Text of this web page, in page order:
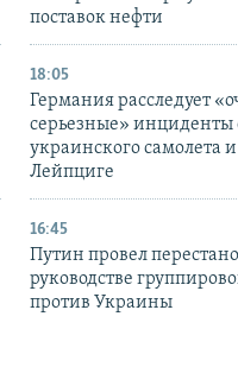
поставок нефти
18:05
Германия расследует
серьезные» инциденты
украинского самолета
Лейпциге
16:45
Путин провел
руководстве
против Украины